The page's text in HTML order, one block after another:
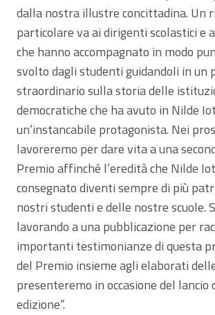
dalla nostra illustre concittadina. Un
particolare va ai dirigenti scolastici e
che hanno accompagnato in modo
svolto dagli studenti guidandoli in un
straordinario sulla storia delle
democratiche che ha avuto in Nilde
un’instancabile protagonista. Nei
lavoreremo per dare vita a una
Premio affinché l’eredità che Nilde
consegnato diventi sempre di più
nostri studenti e delle nostre scuole.
lavorando a una pubblicazione per
importanti testimonianze di questa
del Premio insieme agli elaborati
presenteremo in occasione del lancio
edizione”.